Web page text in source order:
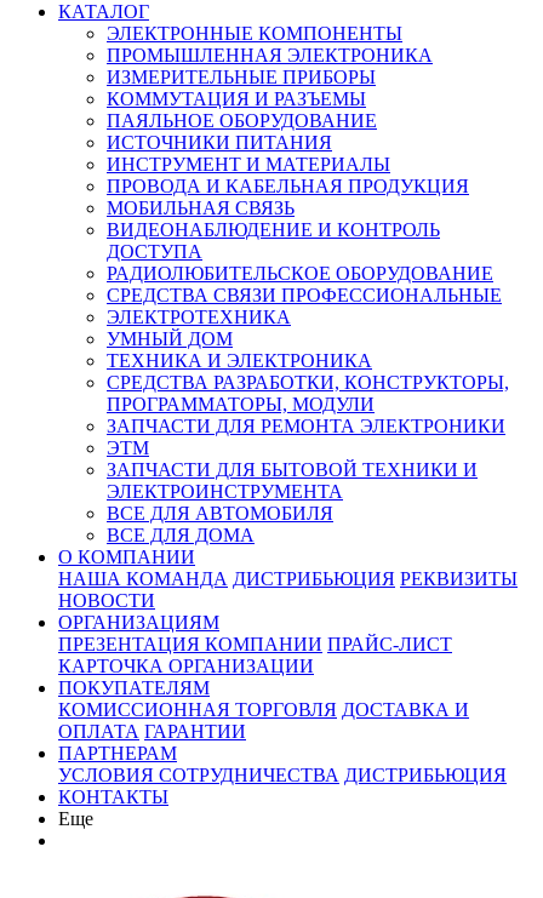
КАТАЛОГ
ЭЛЕКТРОННЫЕ КОМПОНЕНТЫ
ПРОМЫШЛЕННАЯ ЭЛЕКТРОНИКА
ИЗМЕРИТЕЛЬНЫЕ ПРИБОРЫ
КОММУТАЦИЯ И РАЗЪЕМЫ
ПАЯЛЬНОЕ ОБОРУДОВАНИЕ
ИСТОЧНИКИ ПИТАНИЯ
ИНСТРУМЕНТ И МАТЕРИАЛЫ
ПРОВОДА И КАБЕЛЬНАЯ ПРОДУКЦИЯ
МОБИЛЬНАЯ СВЯЗЬ
ВИДЕОНАБЛЮДЕНИЕ И КОНТРОЛЬ
ДОСТУПА
РАДИОЛЮБИТЕЛЬСКОЕ ОБОРУДОВАНИЕ
СРЕДСТВА СВЯЗИ ПРОФЕССИОНАЛЬНЫЕ
ЭЛЕКТРОТЕХНИКА
УМНЫЙ ДОМ
ТЕХНИКА И ЭЛЕКТРОНИКА
СРЕДСТВА РАЗРАБОТКИ, КОНСТРУКТОРЫ,
ПРОГРАММАТОРЫ, МОДУЛИ
ЗАПЧАСТИ ДЛЯ РЕМОНТА ЭЛЕКТРОНИКИ
ЭТМ
ЗАПЧАСТИ ДЛЯ БЫТОВОЙ ТЕХНИКИ И
ЭЛЕКТРОИНСТРУМЕНТА
ВСЕ ДЛЯ АВТОМОБИЛЯ
ВСЕ ДЛЯ ДОМА
О КОМПАНИИ
НАША КОМАНДА ДИСТРИБЬЮЦИЯ РЕКВИЗИТЫ
НОВОСТИ
ОРГАНИЗАЦИЯМ
ПРЕЗЕНТАЦИЯ КОМПАНИИ ПРАЙС-ЛИСТ
КАРТОЧКА ОРГАНИЗАЦИИ
ПОКУПАТЕЛЯМ
КОМИССИОННАЯ ТОРГОВЛЯ ДОСТАВКА И
ОПЛАТА ГАРАНТИИ
ПАРТНЕРАМ
УСЛОВИЯ СОТРУДНИЧЕСТВА ДИСТРИБЬЮЦИЯ
КОНТАКТЫ
Еще